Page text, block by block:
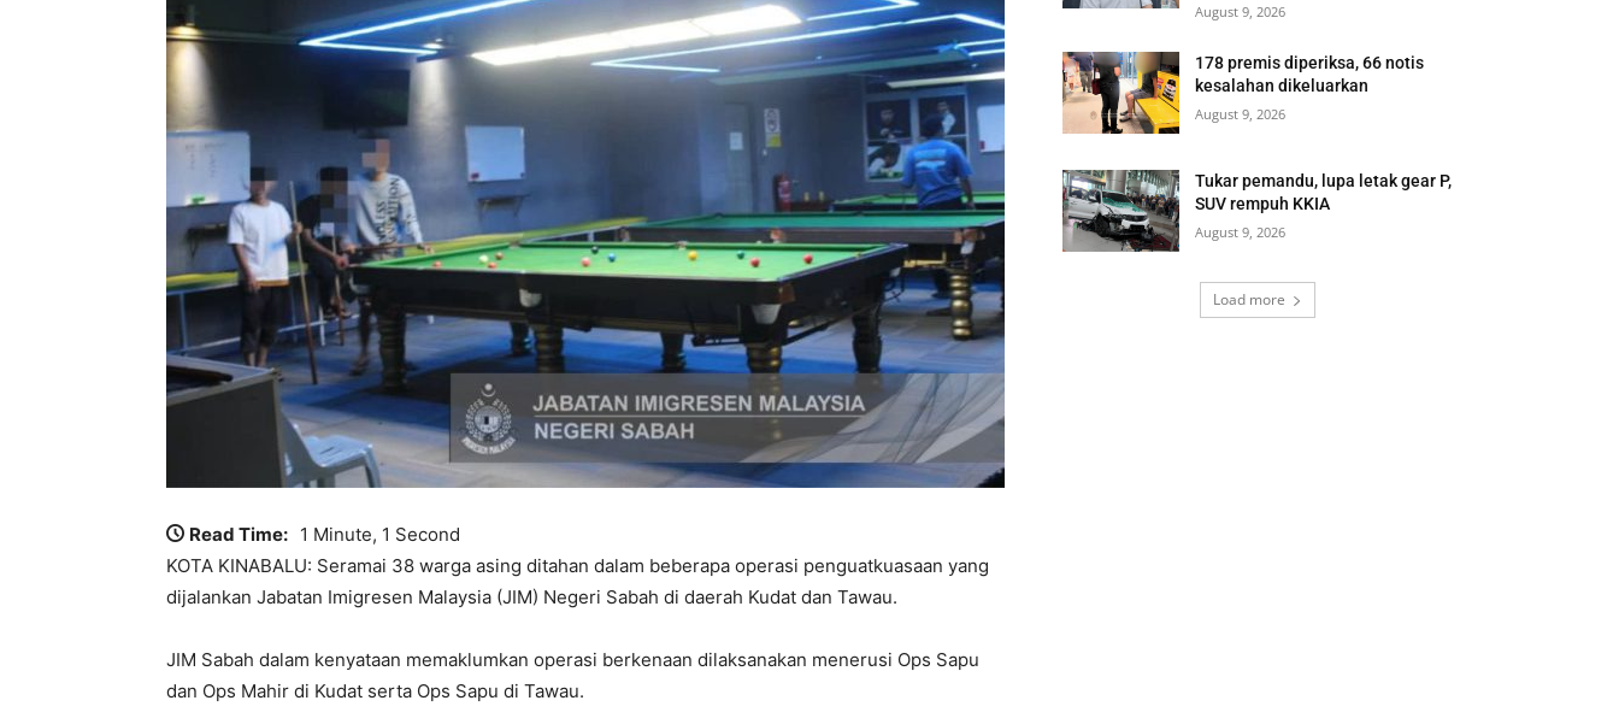
Read Time: 1 Minute, 1 Second
KOTA KINABALU: Seramai 38 warga asing ditahan dalam beberapa operasi penguatkuasaan yang
dijalankan Jabatan Imigresen Malaysia (JIM) Negeri Sabah di daerah Kudat dan Tawau.
JIM Sabah dalam kenyataan memaklumkan operasi berkenaan dilaksanakan menerusi Ops Sapu
dan Ops Mahir di Kudat serta Ops Sapu di Tawau.
August 9, 2026
178 premis diperiksa, 66 notis
kesalahan dikeluarkan
August 9, 2026
Tukar pemandu, lupa letak gear P,
SUV rempuh KKIA
August 9, 2026
Load more